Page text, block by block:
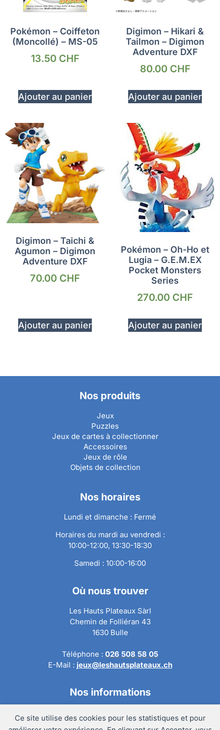
Ce site utilise des cookies pour les statistiques et pour
Pokémon – Coiffeton
(Moncollé) – MS-05
13.50 CHF
Ajouter au panier
Digimon – Hikari &
Tailmon – Digimon
Adventure DXF
80.00 CHF
Ajouter au panier
Digimon – Taichi &
Agumon – Digimon
Adventure DXF
70.00 CHF
Ajouter au panier
Pokémon – Oh-Ho et
Lugia – G.E.M.EX
Pocket Monsters
Series
270.00 CHF
Ajouter au panier
Nos produits
Jeux
Puzzles
Jeux de cartes à collectionner
Accessoires
Jeux de rôle
Objets de collection
Nos horaires
Lundi et dimanche : Fermé
Horaires du mardi au vendredi :
10:00-12:00, 13:30-18:30
Samedi : 10:00-16:00
Où nous trouver
Les Hauts Plateaux Sàrl
Chemin de Folliéran 43
1630 Bulle
Téléphone : 026 508 58 05
E-Mail : jeux@leshautsplateaux.ch
Nos informations
Politique de confidentialité